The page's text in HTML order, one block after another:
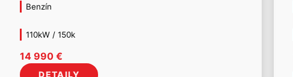
Benzín
110kW / 150k
14 990€
DETAILY